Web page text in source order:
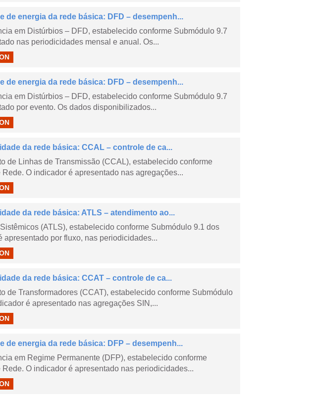
de energia da rede básica: DFD – desempenh...
em Distúrbios – DFD, estabelecido conforme Submódulo 9.7
nas periodicidades mensal e anual. Os...
de energia da rede básica: DFD – desempenh...
em Distúrbios – DFD, estabelecido conforme Submódulo 9.7
por evento. Os dados disponibilizados...
da rede básica: CCAL – controle de ca...
de Linhas de Transmissão (CCAL), estabelecido conforme
O indicador é apresentado nas agregações...
da rede básica: ATLS – atendimento ao...
(ATLS), estabelecido conforme Submódulo 9.1 dos
apresentado por fluxo, nas periodicidades...
da rede básica: CCAT – controle de ca...
de Transformadores (CCAT), estabelecido conforme Submódulo
é apresentado nas agregações SIN,...
de energia da rede básica: DFP – desempenh...
em Regime Permanente (DFP), estabelecido conforme
O indicador é apresentado nas periodicidades...